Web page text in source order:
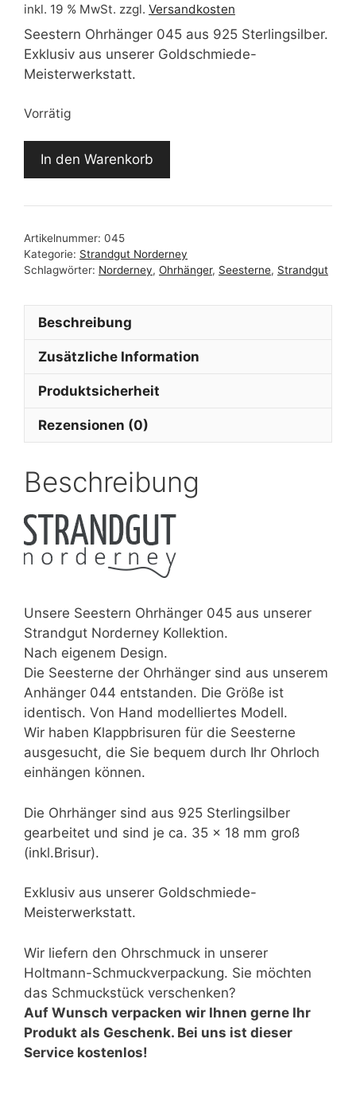
inkl. 19 % MwSt. zzgl. Versandkosten
Seestern Ohrhänger 045 aus 925 Sterlingsilber.
Exklusiv aus unserer Goldschmiede-
Meisterwerkstatt.
Vorrätig
Seestern
Ohrhänger
Menge
In den Warenkorb
Artikelnummer: 045
Kategorie: Strandgut Norderney
Schlagwörter: Norderney, Ohrhänger, Seesterne, Strandgut
Beschreibung
Zusätzliche Information
Produktsicherheit
Rezensionen (0)
Beschreibung
Unsere Seestern Ohrhänger 045 aus unserer
Strandgut Norderney Kollektion.
Nach eigenem Design.
Die Seesterne der Ohrhänger sind aus unserem
Anhänger 044 entstanden. Die Größe ist
identisch. Von Hand modelliertes Modell.
Wir haben Klappbrisuren für die Seesterne
ausgesucht, die Sie bequem durch Ihr Ohrloch
einhängen können.
Die Ohrhänger sind aus 925 Sterlingsilber
gearbeitet und sind je ca. 35 x 18 mm groß
(inkl.Brisur).
Exklusiv aus unserer Goldschmiede-
Meisterwerkstatt.
Wir liefern den Ohrschmuck in unserer
Holtmann-Schmuckverpackung. Sie möchten
das Schmuckstück verschenken?
Auf Wunsch verpacken wir Ihnen gerne Ihr
Produkt als Geschenk. Bei uns ist dieser
Service kostenlos!